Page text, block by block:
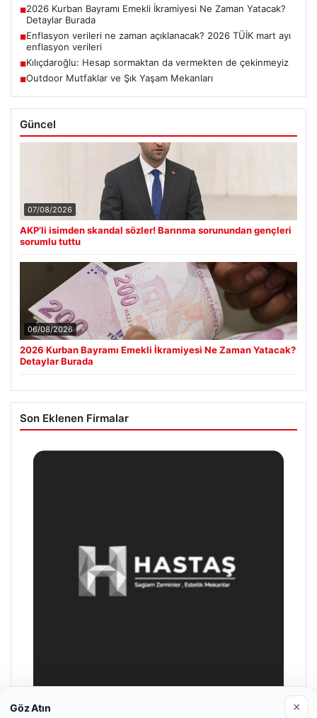
■2026 Kurban Bayramı Emekli İkramiyesi Ne Zaman Yatacak?
Detaylar Burada
■Enflasyon verileri ne zaman açıklanacak? 2026 TÜİK mart ayı
enflasyon verileri
■Kılıçdaroğlu: Hesap sormaktan da vermekten de çekinmeyiz
■Outdoor Mutfaklar ve Şık Yaşam Mekanları
Güncel
07/08/2026
AKP’li isimden skandal sözler! Barınma sorunundan gençleri
sorumlu tuttu
06/08/2026
2026 Kurban Bayramı Emekli İkramiyesi Ne Zaman Yatacak?
Detaylar Burada
Son Eklenen Firmalar
Göz Atın ×